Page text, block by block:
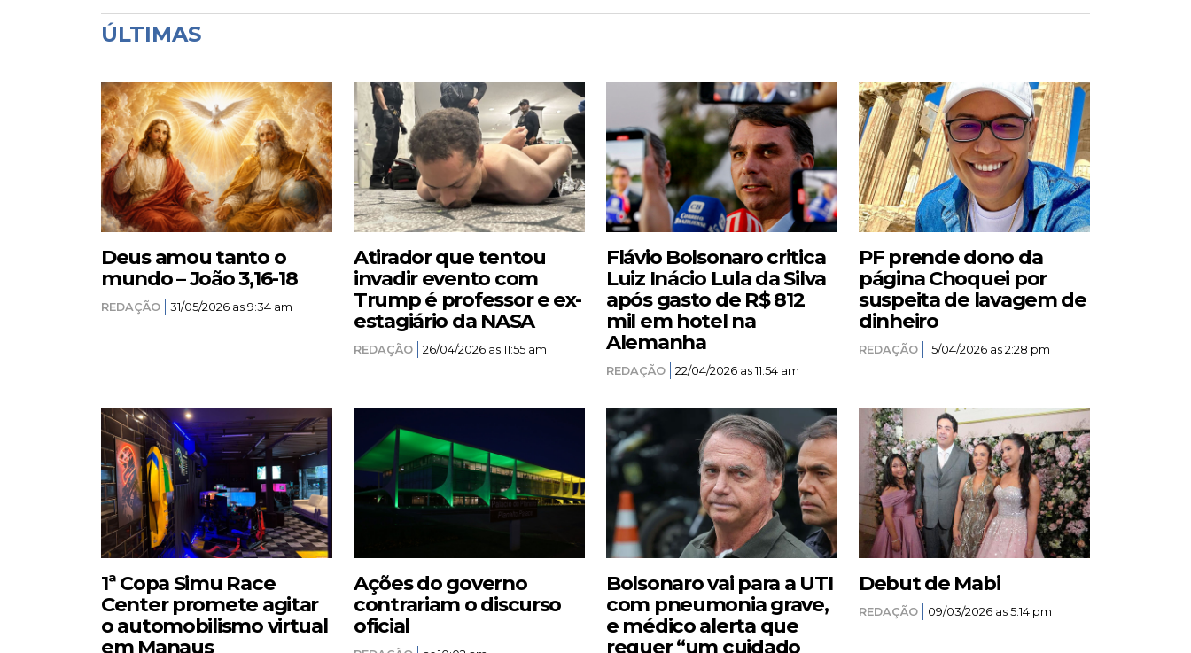
ÚLTIMAS
Deus amou tanto o
mundo – João 3,16-18
REDAÇÃO 31/05/2026 as 9:34 am
Atirador que tentou
invadir evento com
Trump é professor e ex-
estagiário da NASA
REDAÇÃO 26/04/2026 as 11:55 am
Flávio Bolsonaro critica
Luiz Inácio Lula da Silva
após gasto de R$ 812
mil em hotel na
Alemanha
REDAÇÃO 22/04/2026 as 11:54 am
PF prende dono da
página Choquei por
suspeita de lavagem de
dinheiro
REDAÇÃO 15/04/2026 as 2:28 pm
1ª Copa Simu Race
Center promete agitar
o automobilismo virtual
em Manaus
Ações do governo
contrariam o discurso
oficial
Bolsonaro vai para a UTI
com pneumonia grave,
e médico alerta que
requer “um cuidado
Debut de Mabi
REDAÇÃO 09/03/2026 as 5:14 pm